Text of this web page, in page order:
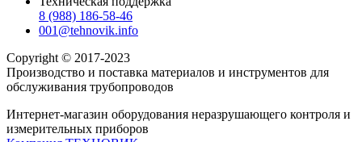
8 (988) 186-58-46
001@tehnovik.info
Copyright © 2017-2023
Производство и поставка материалов и инструментов для
обслуживания трубопроводов
Интернет-магазин оборудования неразрушающего контроля и
измерительных приборов